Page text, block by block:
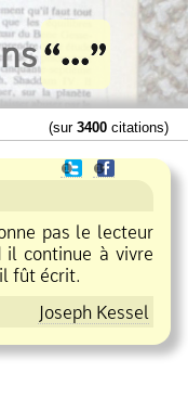
(sur 3400 citations)
❶ ❶
pas le lecteur
il continue à vivre
fût écrit.
Joseph Kessel